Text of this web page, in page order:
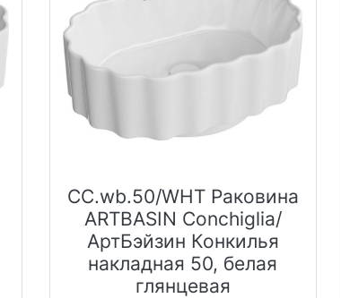
CC.wb.50/WHT Раковина
ARTBASIN Conchiglia/
АртБэйзин Конкилья
накладная 50, белая
глянцевая